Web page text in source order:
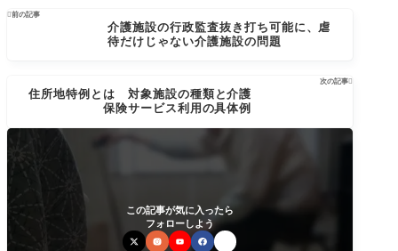
前の記事
介護施設の行政監査抜き打ち可能に、虐
待だけじゃない介護施設の問題
次の記事
住所地特例とは 対象施設の種類と介護
保険サービス利用の具体例
この記事が気に入ったら
フォローしよう